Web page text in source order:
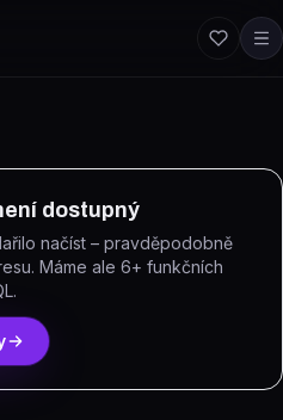
dostupný
načíst – pravděpodobně
Máme ale 6+ funkčních
.